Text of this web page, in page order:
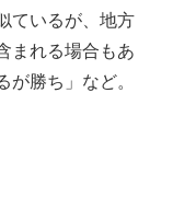
ているが、地方
まれる場合もあ
が勝ち」など。